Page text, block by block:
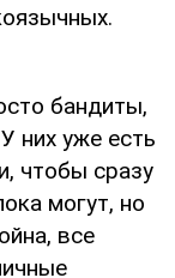
бандиты,
них уже есть
чтобы сразу
могут, но
все